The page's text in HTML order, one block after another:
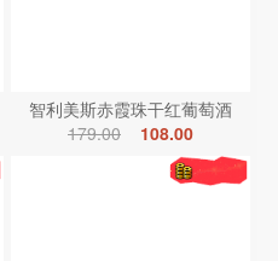
智利美斯赤霞珠干红葡萄酒
179.00
108.00